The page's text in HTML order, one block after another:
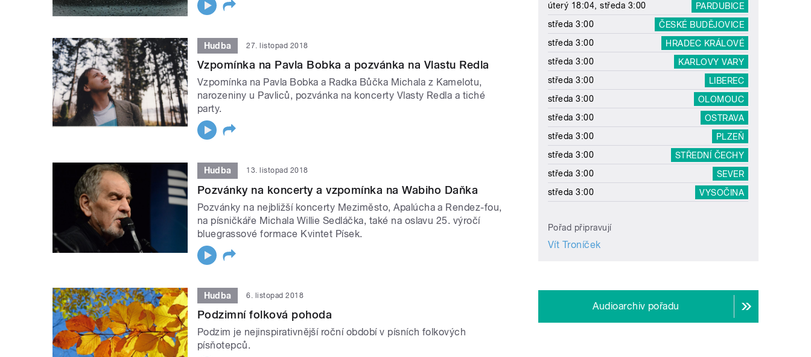
Hudba 27. listopad 2018
Vzpomínka na Pavla Bobka a pozvánka na Vlastu Redla
Vzpomínka na Pavla Bobka a Radka Bůčka Michala z Kamelotu,
narozeniny u Pavliců, pozvánka na koncerty Vlasty Redla a tiché
party.
Hudba 13. listopad 2018
Pozvánky na koncerty a vzpomínka na Wabiho Daňka
Pozvánky na nejbližší koncerty Meziměsto, Apalúcha a Rendez-fou,
na písničkáře Michala Willie Sedláčka, také na oslavu 25. výročí
bluegrassové formace Kvintet Písek.
Hudba 6. listopad 2018
Podzimní folková pohoda
Podzim je nejinspirativnější roční období v písních folkových
písňotepců.
úterý 18:04, středa 3:00
PARDUBICE
středa 3:00
ČESKÉ BUDĚJOVICE
středa 3:00
HRADEC KRÁLOVÉ
středa 3:00
KARLOVY VARY
středa 3:00
LIBEREC
středa 3:00
OLOMOUC
středa 3:00
OSTRAVA
středa 3:00
PLZEŇ
středa 3:00
STŘEDNÍ ČECHY
středa 3:00
SEVER
středa 3:00
VYSOČINA
Pořad připravují
Vít Troníček
Audioarchiv pořadu